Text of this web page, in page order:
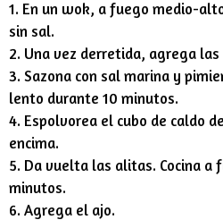
1. En un wok, a fuego medio-
sin sal.
2. Una vez derretida, agrega
3. Sazona con sal marina y
lento durante 10 minutos.
4. Espolvorea el cubo de caldo
encima.
5. Da vuelta las alitas. Cocina a
minutos.
6. Agrega el ajo.